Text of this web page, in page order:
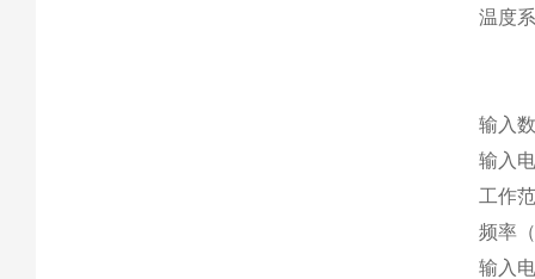
温度
输入
输入
工作
频率
输入